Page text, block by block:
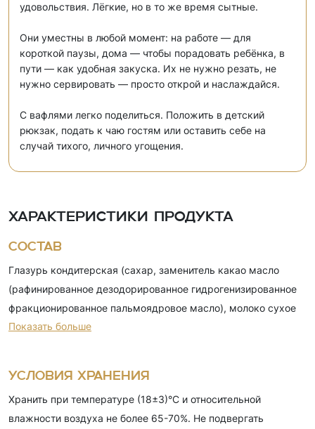
удовольствия. Лёгкие, но в то же время сытные.
Они уместны в любой момент: на работе — для
короткой паузы, дома — чтобы порадовать ребёнка, в
пути — как удобная закуска. Их не нужно резать, не
нужно сервировать — просто открой и наслаждайся.
С вафлями легко поделиться. Положить в детский
рюкзак, подать к чаю гостям или оставить себе на
случай тихого, личного угощения.
Характеристики продукта
Состав
Глазурь кондитерская (сахар, заменитель какао масло
(рафинированное дезодорированное гидрогенизированное
фракционированное пальмоядровое масло), молоко сухое
обезжиренное, сыворотка молочная сухая, какао–порошок,
растительное масло, эмульгатор (лецитин соевый), соль,
разрыхлители (гидрокарбонат аммония, гидрокарбонат
натрия)), сахар, жир кондитерский (рафинированное,
Показать больше
Условия хранения
Хранить при температуре (18±3)°С и относительной
влажности воздуха не более 65-70%. Не подвергать